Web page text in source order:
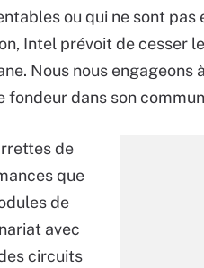
ou qui ne sont pas
Intel prévoit de cesser
Nous nous engageons
fondeur dans son
de
que
de
avec
circuits